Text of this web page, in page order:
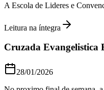
A Escola de Lideres e
Leitura na íntegra
Cruzada
28/01/2026